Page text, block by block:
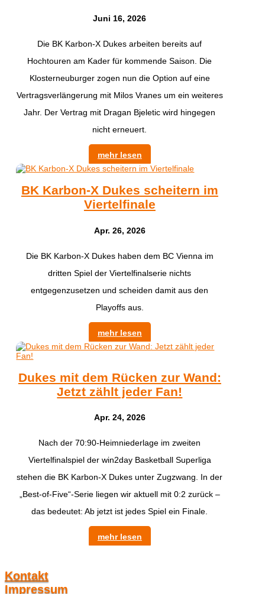
Juni 16, 2026
Die BK Karbon-X Dukes arbeiten bereits auf
Hochtouren am Kader für kommende Saison. Die
Klosterneuburger zogen nun die Option auf eine
Vertragsverlängerung mit Milos Vranes um ein weiteres
Jahr. Der Vertrag mit Dragan Bjeletic wird hingegen
nicht erneuert.
mehr lesen
BK Karbon-X Dukes scheitern im
Viertelfinale
Apr. 26, 2026
Die BK Karbon-X Dukes haben dem BC Vienna im
dritten Spiel der Viertelfinalserie nichts
entgegenzusetzen und scheiden damit aus den
Playoffs aus.
mehr lesen
Dukes mit dem Rücken zur Wand:
Jetzt zählt jeder Fan!
Apr. 24, 2026
Nach der 70:90-Heimniederlage im zweiten
Viertelfinalspiel der win2day Basketball Superliga
stehen die BK Karbon-X Dukes unter Zugzwang. In der
„Best-of-Five“-Serie liegen wir aktuell mit 0:2 zurück –
das bedeutet: Ab jetzt ist jedes Spiel ein Finale.
mehr lesen
Kontakt
Impressum